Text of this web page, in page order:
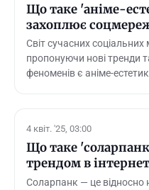
Що таке 'аніме-
захоплює
Світ сучасних
пропонуючи нові тренди
феноменів є аніме-
4 квіт. '25, 03:00
Що таке
трендом в
Соларпанк — це відносно